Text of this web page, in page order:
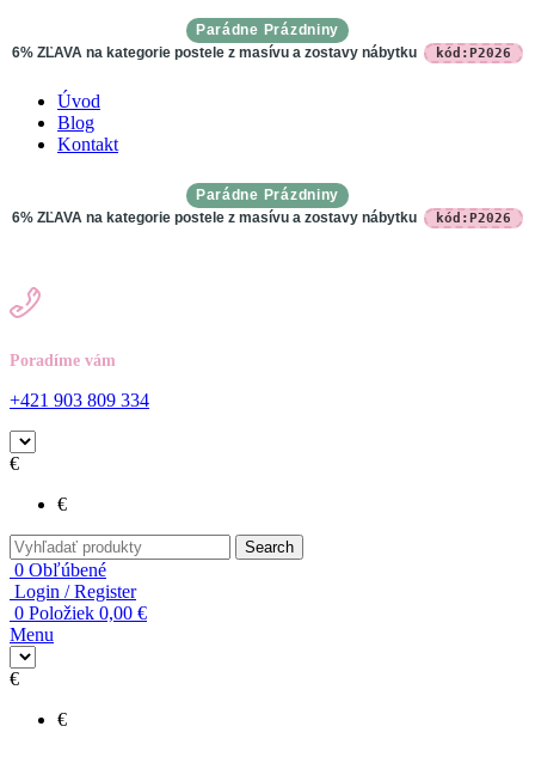
Parádne Prázdniny
6% ZĽAVA na kategorie postele z masívu a zostavy nábytku
kód:P2026
Úvod
Blog
Kontakt
Parádne Prázdniny
6% ZĽAVA na kategorie postele z masívu a zostavy nábytku
kód:P2026
Poradíme vám
+421 903 809 334
€
€
Search
0 Obľúbené
Login / Register
0 Položiek 0,00 €
Menu
€
€